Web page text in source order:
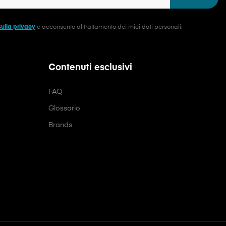
privacy e acconsento al trattamento dei miei dati personali.
Contenuti esclusivi
FAQ
Glossario
Brands